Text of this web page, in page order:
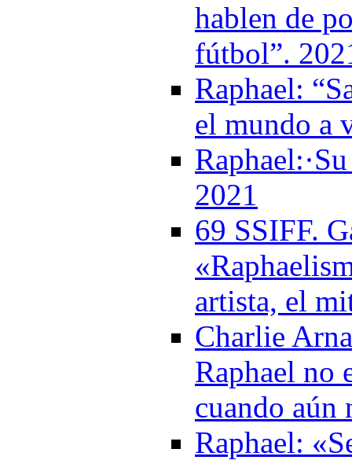
hablen de
fútbol”.
Raphael:
el mundo a
2021
69 SSIFF.
artista, el
Charlie
Raphael no
cuando aún
Raphael: